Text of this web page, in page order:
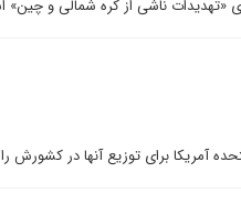
«تهدیدات ناشی از کره شمالی و
آمریکا برای توزیع آنها در کشورش را